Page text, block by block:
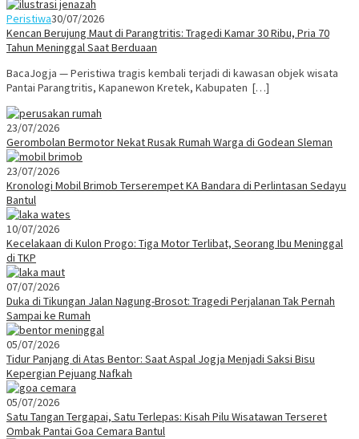
Peristiwa30/07/2026
Kencan Berujung Maut di Parangtritis: Tragedi Kamar 30 Ribu, Pria 70
Tahun Meninggal Saat Berduaan
BacaJogja — Peristiwa tragis kembali terjadi di kawasan objek wisata
Pantai Parangtritis, Kapanewon Kretek, Kabupaten […]
23/07/2026
Gerombolan Bermotor Nekat Rusak Rumah Warga di Godean Sleman
23/07/2026
Kronologi Mobil Brimob Terserempet KA Bandara di Perlintasan Sedayu
Bantul
10/07/2026
Kecelakaan di Kulon Progo: Tiga Motor Terlibat, Seorang Ibu Meninggal
di TKP
07/07/2026
Duka di Tikungan Jalan Nagung-Brosot: Tragedi Perjalanan Tak Pernah
Sampai ke Rumah
05/07/2026
Tidur Panjang di Atas Bentor: Saat Aspal Jogja Menjadi Saksi Bisu
Kepergian Pejuang Nafkah
05/07/2026
Satu Tangan Tergapai, Satu Terlepas: Kisah Pilu Wisatawan Terseret
Ombak Pantai Goa Cemara Bantul